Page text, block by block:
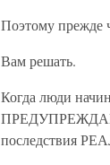
Поэтому прежде
Вам решать.
Когда люди
ПРЕДУПРЕЖДАЕТ
последствия